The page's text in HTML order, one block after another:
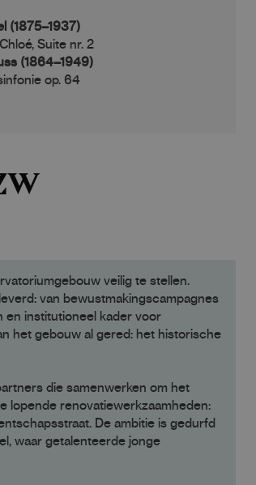
(1875–1937)
Suite nr. 2
(1864–1949)
op. 64
veilig te stellen.
van bewustmakingscampagnes
en institutioneel kader voor
het gebouw al gered: het historische
die samenwerken om het
lopende renovatiewerkzaamheden:
De ambitie is gedurfd
waar getalenteerde jonge